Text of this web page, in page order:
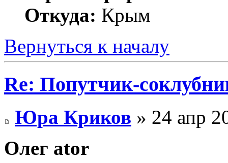
Откуда: Крым
Вернуться к началу
Re: Попутчик-
Юра Криков » 24 апр
Олег ator